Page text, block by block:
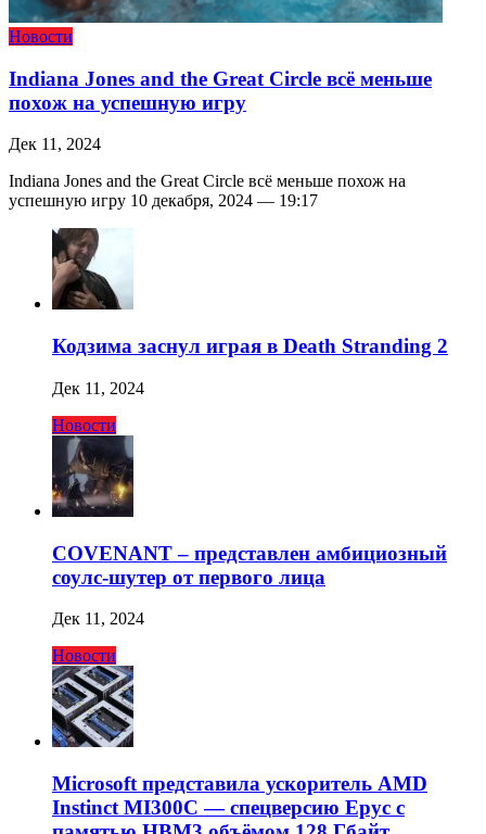
Новости
Indiana Jones and the Great Circle всё меньше
похож на успешную игру
Дек 11, 2024
Indiana Jones and the Great Circle всё меньше похож на
успешную игру 10 декабря, 2024 — 19:17
Кодзима заснул играя в Death Stranding 2
Дек 11, 2024
Новости
COVENANT – представлен амбициозный
соулс-шутер от первого лица
Дек 11, 2024
Новости
Microsoft представила ускоритель AMD
Instinct MI300C — спецверсию Epyc с